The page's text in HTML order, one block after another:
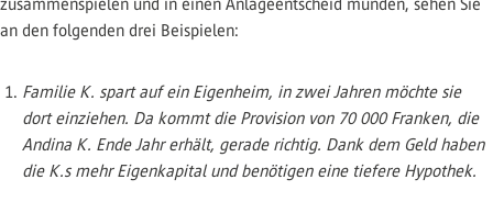
zusammenspielen und in einen Anlageentscheid münden, sehen Sie
an den folgenden drei Beispielen:
Familie K. spart auf ein Eigenheim, in zwei Jahren möchte sie
dort einziehen. Da kommt die Provision von 70 000 Franken, die
Andina K. Ende Jahr erhält, gerade richtig. Dank dem Geld haben
die K.s mehr Eigenkapital und benötigen eine tiefere Hypothek.